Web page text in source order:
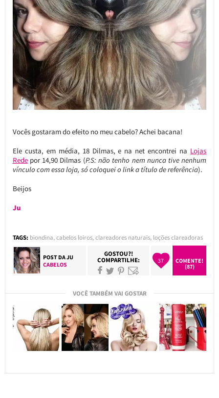
Vocês gostaram do efeito no meu cabelo? Achei bacana!
Ele custa, em média, 18 Dilmas, e na net encontrei na Lojas
Redepor 14,90 Dilmas (P.S: não tenho nem nunca tive nenhum
vínculo com essa loja, só coloquei o link a título de referência).
Beijos
Ju
TAGS: biondina,cabelos loiros,clareadores naturais, loções clareadoras
POST DAJU
CABELOS
GOSTOU?!
COMPARTILHE: 37
COMENTE!
(87)
VOCÊ TAMBÉM VAI GOSTAR